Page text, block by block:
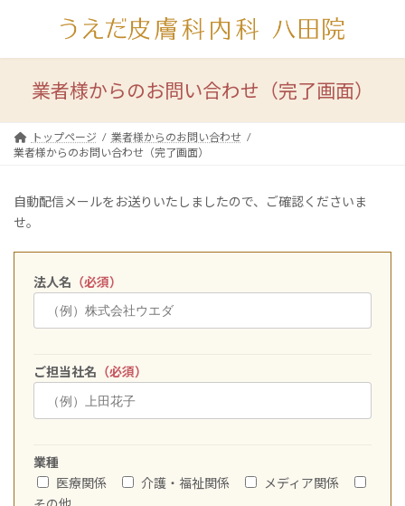
ン
ー
業者様からのお問い合わせ（完了画面）
トップページ
業者様からのお問い合わせ
業者様からのお問い合わせ（完了画面）
自動配信メールをお送りいたしましたので、ご確認くださいま
せ。
法人名 （必須）
ご担当社名 （必須）
業種
医療関係
介護・福祉関係
メディア関係